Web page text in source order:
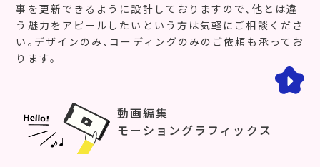
事を更新できるように設計しておりますので、他とは違
う魅力をアピールしたいという方は気軽にご相談くださ
い。デザインのみ、コーディングのみのご依頼も承ってお
ります。
動画編集
モーショングラフィックス